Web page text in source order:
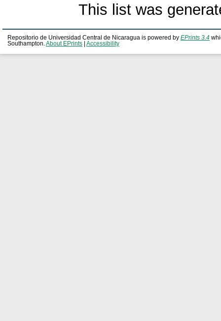
This list was
Repositorio de Universidad Central de Nicaragua is powered by EPrints 3.4
Southampton. About EPrints Accessibility